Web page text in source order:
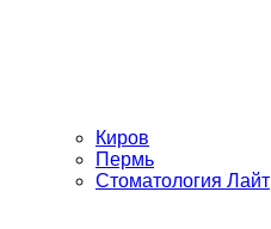
Киров
Пермь
Стоматология Лайт